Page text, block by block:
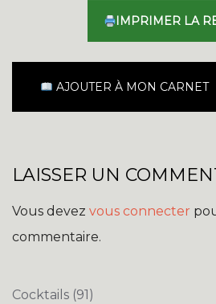
IMPRIMER LA
AJOUTER À MON CARNET
LAISSER UN
Vous devez vous connecter
commentaire.
Cocktails (91)